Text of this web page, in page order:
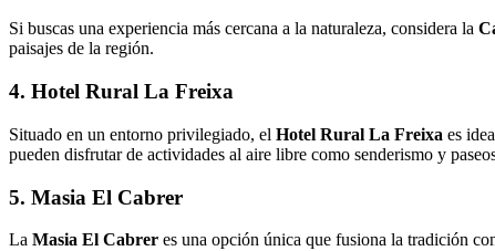
Si buscas una experiencia más cercana a la naturaleza, considera la
paisajes de la región.
4. Hotel Rural La Freixa
Situado en un entorno privilegiado, el Hotel Rural La Freixa es
pueden disfrutar de actividades al aire libre como senderismo y
5. Masia El Cabrer
La Masia El Cabrer es una opción única que fusiona la tradición